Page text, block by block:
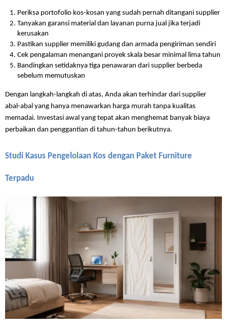
Periksa portofolio kos-kosan yang sudah pernah ditangani supplier
Tanyakan garansi material dan layanan purna jual jika terjadi
kerusakan
Pastikan supplier memiliki gudang dan armada pengiriman sendiri
Cek pengalaman menangani proyek skala besar minimal lima tahun
Bandingkan setidaknya tiga penawaran dari supplier berbeda
sebelum memutuskan
Dengan langkah-langkah di atas, Anda akan terhindar dari supplier
abal-abal yang hanya menawarkan harga murah tanpa kualitas
memadai. Investasi awal yang tepat akan menghemat banyak biaya
perbaikan dan penggantian di tahun-tahun berikutnya.
Studi Kasus Pengelolaan Kos dengan Paket Furniture
Terpadu